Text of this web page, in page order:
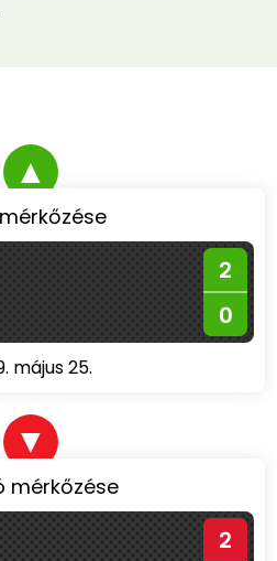
▲
2
0
május 25.
▼
mérkőzése
2